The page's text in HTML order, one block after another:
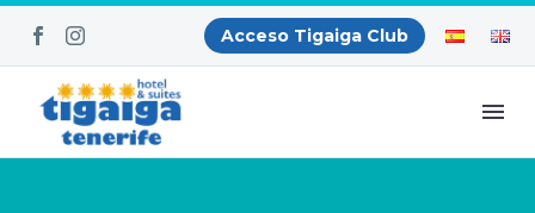
Acceso Tigaiga Club